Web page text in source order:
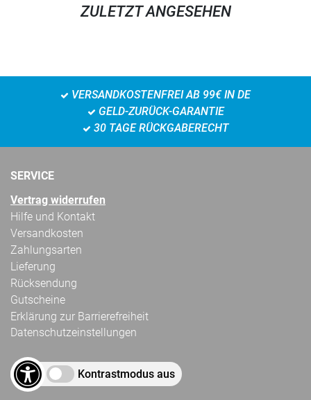
ZULETZT ANGESEHEN
VERSANDKOSTENFREI AB 99€ IN DE
GELD-ZURÜCK-GARANTIE
30 TAGE RÜCKGABERECHT
SERVICE
Vertrag widerrufen
Hilfe und Kontakt
Versandkosten
Zahlungsarten
Lieferung
Rücksendung
Gutscheine
Erklärung zur Barrierefreiheit
Datenschutzeinstellungen
Kontrastmodus aus